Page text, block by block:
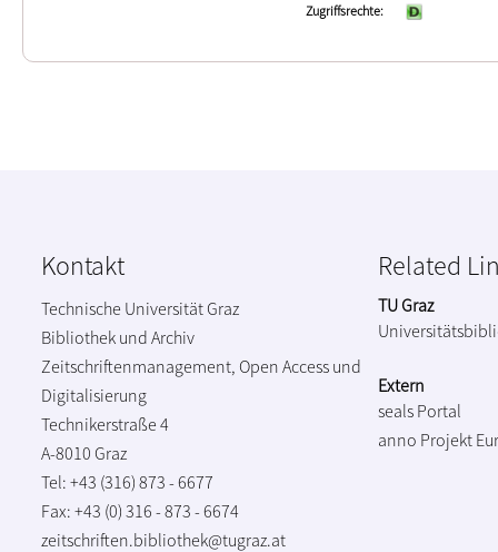
Zugriffsrechte
Kontakt
Technische Universität Graz
Bibliothek und Archiv
Zeitschriftenmanagement, Open Access und
Digitalisierung
Technikerstraße 4
A-8010 Graz
Tel: +43 (316) 873 - 6677
Fax: +43 (0) 316 - 873 - 6674
zeitschriften.bibliothek@tugraz.at
Related
TU Graz
Extern
seals Portal
anno Projekt